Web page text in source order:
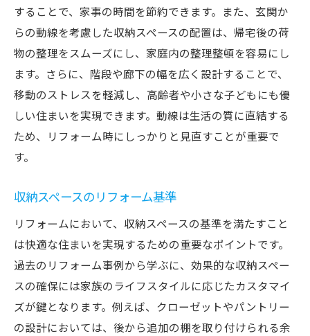
することで、家事の時間を節約できます。また、玄関か
らの動線を考慮した収納スペースの配置は、帰宅後の荷
物の整理をスムーズにし、家庭内の整理整頓を容易にし
ます。さらに、階段や廊下の幅を広く設計することで、
移動のストレスを軽減し、高齢者や小さな子どもにも優
しい住まいを実現できます。動線は生活の質に直結する
ため、リフォーム時にしっかりと見直すことが重要で
す。
収納スペースのリフォーム基準
リフォームにおいて、収納スペースの基準を満たすこと
は快適な住まいを実現するための重要なポイントです。
過去のリフォーム事例から学ぶに、効果的な収納スペー
スの確保には家族のライフスタイルに応じたカスタマイ
ズが鍵となります。例えば、クローゼットやパントリー
の設計においては、後から追加の棚を取り付けられる余